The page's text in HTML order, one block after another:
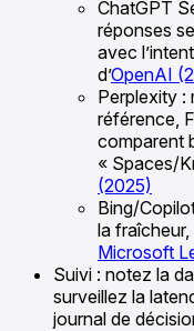
ChatGPT
réponses
avec
d’OpenAI
Perplexity :
référence,
comparent
« Spaces/
(2025)
Bing/
la
Microsoft
Suivi : notez la
surveillez la
journal de